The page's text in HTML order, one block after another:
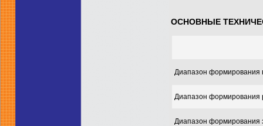
ОСНОВНЫЕ
Диапазон формирования
Диапазон формирования
Диапазон формирования